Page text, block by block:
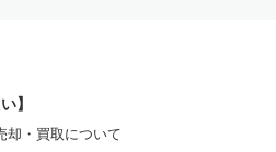
】
却・買取について